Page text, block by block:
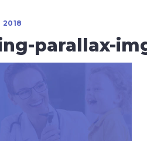
2018
parallax-